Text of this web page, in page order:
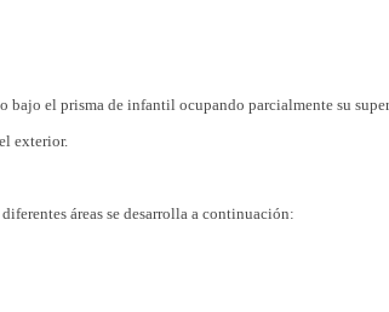
bajo el prisma de infantil ocupando parcialmente su
exterior.
áreas se desarrolla a continuación: